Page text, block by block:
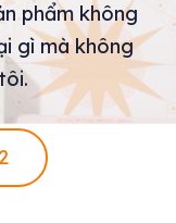
phẩm không
gì mà không